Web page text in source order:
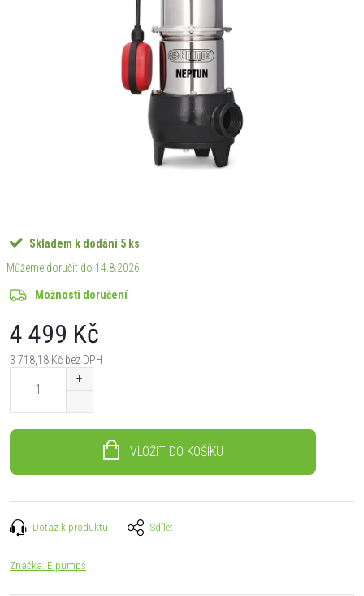
Skladem k dodání 5 ks
14.8.2026
Možnosti doručení
4 499 Kč
3 718,18 Kč bez DPH
VLOŽIT DO KOŠÍKU
Dotaz k produktu Sdílet
Značka: Elpumps